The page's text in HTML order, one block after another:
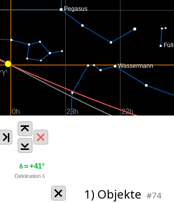
δ=+41°
Deklination δ
1) Objekte #74